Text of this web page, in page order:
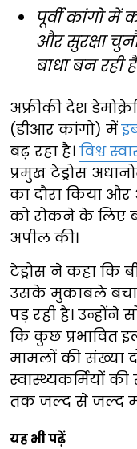
पूर्वी कांगो में
और सुरक्षा
बाधा बन रही
अफ्रीकी देश
(डीआर कांगो) में
बढ़ रहा है। विश्व
प्रमुख टेड्रोस
का दौरा किया
को रोकने के लिए
अपील की।
टेड्रोस ने कहा कि
उसके मुकाबले
पड़ रही है। उन्होंने
कि कुछ प्रभावित
मामलों की संख्या
स्वास्थ्यकर्मियों
तक जल्द से जल्द
यह भी पढ़ें